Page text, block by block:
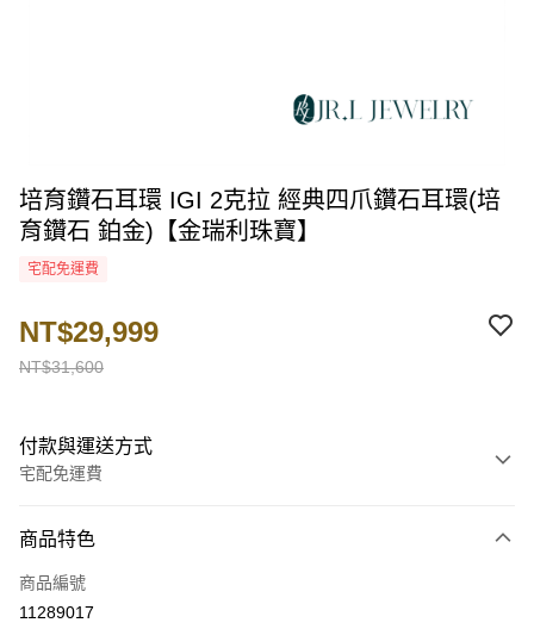
培育鑽石耳環 IGI 2克拉 經典四爪鑽石耳環(培
育鑽石 鉑金)【金瑞利珠寶】
宅配免運費
NT$31,600
NT$29,999
付款與運送方式
宅配免運費
信用卡一次付款
LINE Pay
商品特色
商品編號
11289017